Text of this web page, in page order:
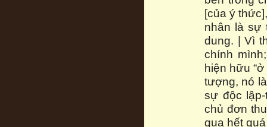
[của ý
nhân là sự
dung. | Vì
chính
hiện hữu
tượng, nó
sự độc
chủ đơn
qua hết